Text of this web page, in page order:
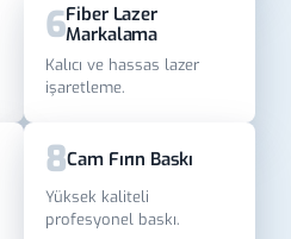
6Fiber Lazer
Markalama
Kalıcı ve hassas lazer
işaretleme.
8Cam Fırın Baskı
Yüksek kaliteli
profesyonel baskı.